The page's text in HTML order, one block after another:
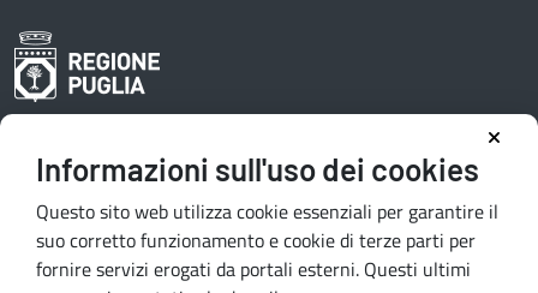
Informazioni sull'uso dei cookies
Questo sito web utilizza cookie essenziali per garantire il
suo corretto funzionamento e cookie di terze parti per
fornire servizi erogati da portali esterni. Questi ultimi
Area riservata redattori
Contatti e indirizzi